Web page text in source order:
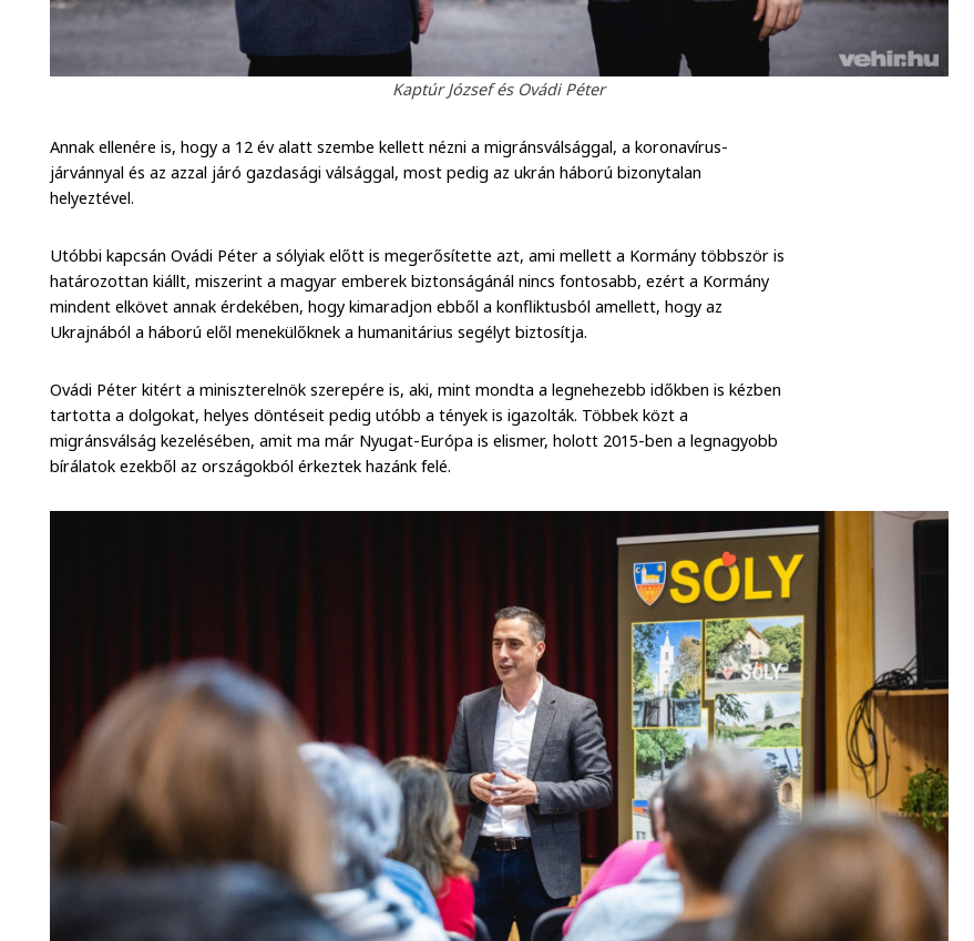
Kaptúr József és Ovádi Péter
Annak ellenére is, hogy a 12 év alatt szembe kellett nézni a migránsválsággal, a koronavírus-
járvánnyal és az azzal járó gazdasági válsággal, most pedig az ukrán háború bizonytalan
helyeztével.
Utóbbi kapcsán Ovádi Péter a sólyiak előtt is megerősítette azt, ami mellett a Kormány többször is
határozottan kiállt, miszerint a magyar emberek biztonságánál nincs fontosabb, ezért a Kormány
mindent elkövet annak érdekében, hogy kimaradjon ebből a konfliktusból amellett, hogy az
Ukrajnából a háború elől menekülőknek a humanitárius segélyt biztosítja.
Ovádi Péter kitért a miniszterelnök szerepére is, aki, mint mondta a legnehezebb időkben is kézben
tartotta a dolgokat, helyes döntéseit pedig utóbb a tények is igazolták. Többek közt a
migránsválság kezelésében, amit ma már Nyugat-Európa is elismer, holott 2015-ben a legnagyobb
bírálatok ezekből az országokból érkeztek hazánk felé.